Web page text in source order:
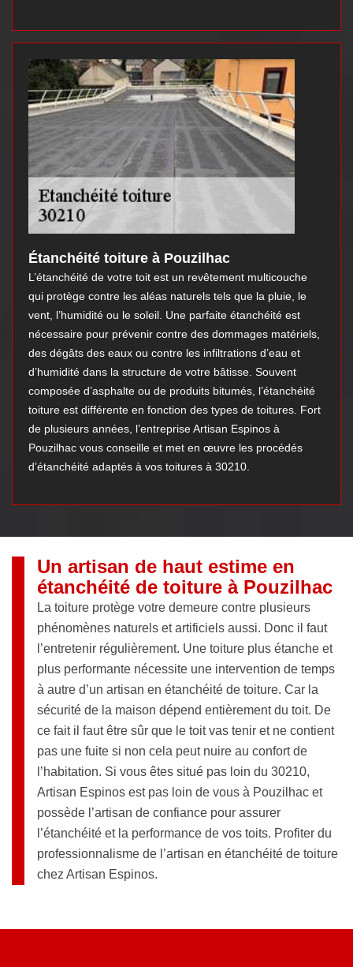
Étanchéité toiture à Pouzilhac
L’étanchéité de votre toit est un revêtement multicouche
qui protège contre les aléas naturels tels que la pluie, le
vent, l’humidité ou le soleil. Une parfaite étanchéité est
nécessaire pour prévenir contre des dommages matériels,
des dégâts des eaux ou contre les infiltrations d’eau et
d’humidité dans la structure de votre bâtisse. Souvent
composée d’asphalte ou de produits bitumés, l’étanchéité
toiture est différente en fonction des types de toitures. Fort
de plusieurs années, l’entreprise Artisan Espinos à
Pouzilhac vous conseille et met en œuvre les procédés
d’étanchéité adaptés à vos toitures à 30210.
Un artisan de haut estime en
étanchéité de toiture à Pouzilhac
La toiture protège votre demeure contre plusieurs
phénomènes naturels et artificiels aussi. Donc il faut
l’entretenir régulièrement. Une toiture plus étanche et
plus performante nécessite une intervention de temps
à autre d’un artisan en étanchéité de toiture. Car la
sécurité de la maison dépend entièrement du toit. De
ce fait il faut être sûr que le toit vas tenir et ne contient
pas une fuite si non cela peut nuire au confort de
l’habitation. Si vous êtes situé pas loin du 30210,
Artisan Espinos est pas loin de vous à Pouzilhac et
possède l’artisan de confiance pour assurer
l’étanchéité et la performance de vos toits. Profiter du
professionnalisme de l’artisan en étanchéité de toiture
chez Artisan Espinos.